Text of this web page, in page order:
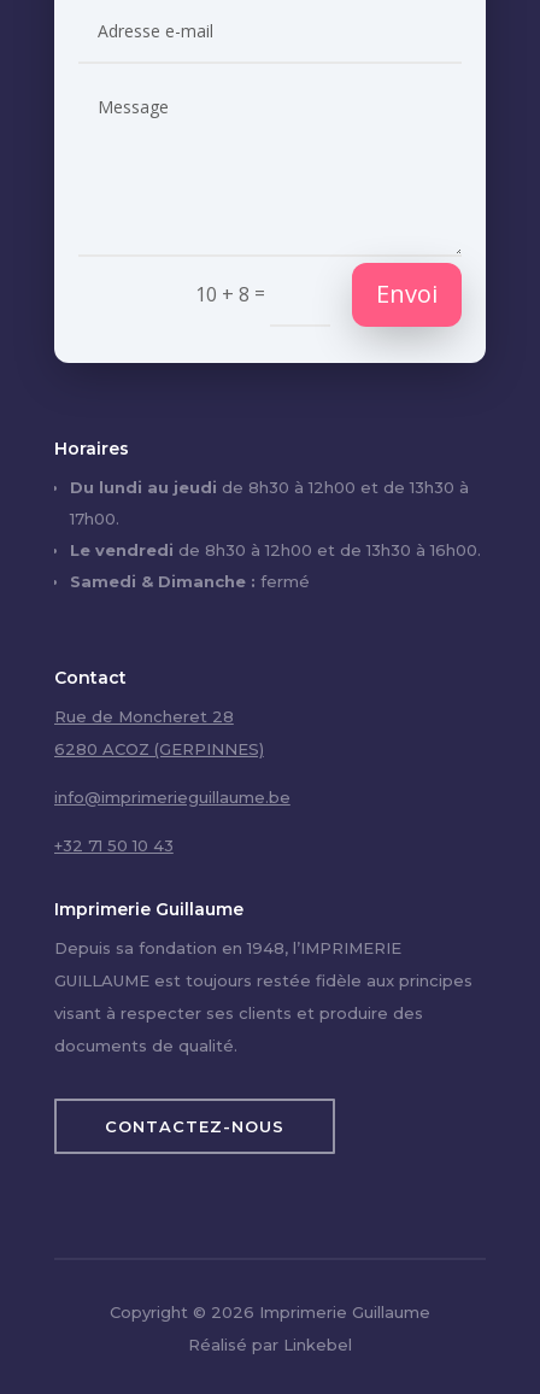
10 + 8 = Envoi
Horaires
Du lundi au jeudi de 8h30 à 12h00 et de 13h30 à
17h00.
Le vendredi de 8h30 à 12h00 et de 13h30 à 16h00.
Samedi & Dimanche : fermé
Contact
Rue de Moncheret 28
6280 ACOZ (GERPINNES)
info@imprimerieguillaume.be
+32 71 50 10 43
Imprimerie Guillaume
Depuis sa fondation en 1948, l’IMPRIMERIE
GUILLAUME est toujours restée fidèle aux principes
visant à respecter ses clients et produire des
documents de qualité.
CONTACTEZ-NOUS
Copyright © 2026 Imprimerie Guillaume
Réalisé par Linkebel